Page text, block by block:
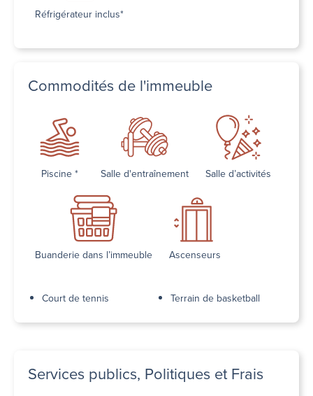
Réfrigérateur inclus*
Commodités de l'immeuble
Piscine * Salle d'entraînement Salle d’activités
Buanderie dans l’immeuble Ascenseurs
Court de tennis Terrain de basketball
Services publics, Politiques et Frais